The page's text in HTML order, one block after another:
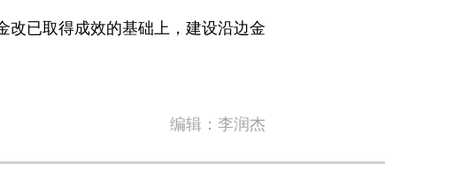
已取得成效的基础上，建设沿边金
编辑：李润杰